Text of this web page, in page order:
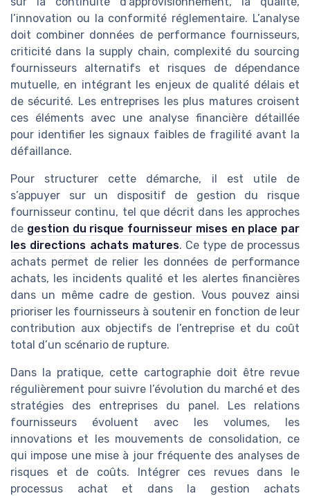
l’innovation ou la conformité réglementaire. L’analyse
doit combiner données de performance fournisseurs,
criticité dans la supply chain, complexité du sourcing
fournisseurs alternatifs et risques de dépendance
mutuelle, en intégrant les enjeux de qualité délais et
de sécurité. Les entreprises les plus matures croisent
ces éléments avec une analyse financière détaillée
pour identifier les signaux faibles de fragilité avant la
défaillance.
Pour structurer cette démarche, il est utile de
s’appuyer sur un dispositif de gestion du risque
fournisseur continu, tel que décrit dans les approches
de gestion du risque fournisseur mises en place par
les directions achats matures. Ce type de processus
achats permet de relier les données de performance
achats, les incidents qualité et les alertes financières
dans un même cadre de gestion. Vous pouvez ainsi
prioriser les fournisseurs à soutenir en fonction de leur
contribution aux objectifs de l’entreprise et du coût
total d’un scénario de rupture.
Dans la pratique, cette cartographie doit être revue
régulièrement pour suivre l’évolution du marché et des
stratégies des entreprises du panel. Les relations
fournisseurs évoluent avec les volumes, les
innovations et les mouvements de consolidation, ce
qui impose une mise à jour fréquente des analyses de
risques et de coûts. Intégrer ces revues dans le
processus achat et dans la gestion achats